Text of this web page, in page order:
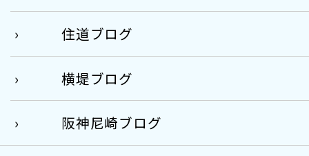
住道ブログ
横堤ブログ
阪神尼崎ブログ